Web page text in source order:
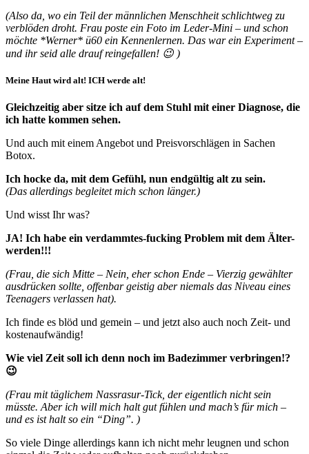
(Also da, wo ein Teil der männlichen Menschheit schlichtweg zu
verblöden droht. Frau poste ein Foto im Leder-Mini – und schon
möchte *Werner* ü60 ein Kennenlernen. Das war ein Experiment –
und ihr seid alle drauf reingefallen! 😉 )
Meine Haut wird alt! ICH werde alt!
Gleichzeitig aber sitze ich auf dem Stuhl mit einer Diagnose, die
ich hatte kommen sehen.
Und auch mit einem Angebot und Preisvorschlägen in Sachen
Botox.
Ich hocke da, mit dem Gefühl, nun endgültig alt zu sein.
(Das allerdings begleitet mich schon länger.)
Und wisst Ihr was?
JA! Ich habe ein verdammtes-fucking Problem mit dem Älter-
werden!!!
(Frau, die sich Mitte – Nein, eher schon Ende – Vierzig gewählter
ausdrücken sollte, offenbar geistig aber niemals das Niveau eines
Teenagers verlassen hat).
Ich finde es blöd und gemein – und jetzt also auch noch Zeit- und
kostenaufwändig!
Wie viel Zeit soll ich denn noch im Badezimmer verbringen!?
😉
(Frau mit täglichem Nassrasur-Tick, der eigentlich nicht sein
müsste. Aber ich will mich halt gut fühlen und mach’s für mich –
und es ist halt so ein “Ding”. )
So viele Dinge allerdings kann ich nicht mehr leugnen und schon